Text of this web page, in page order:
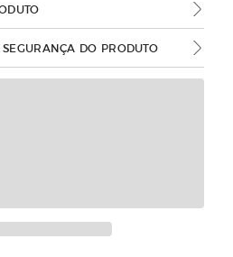
DO PRODUTO